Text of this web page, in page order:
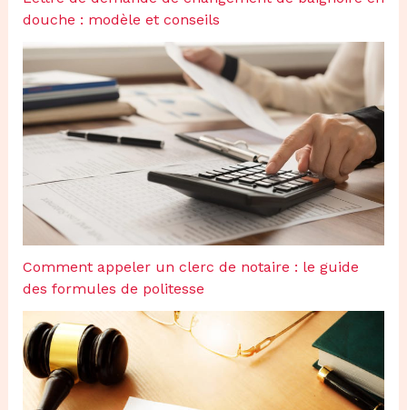
douche : modèle et conseils
Comment appeler un clerc de notaire : le guide
des formules de politesse